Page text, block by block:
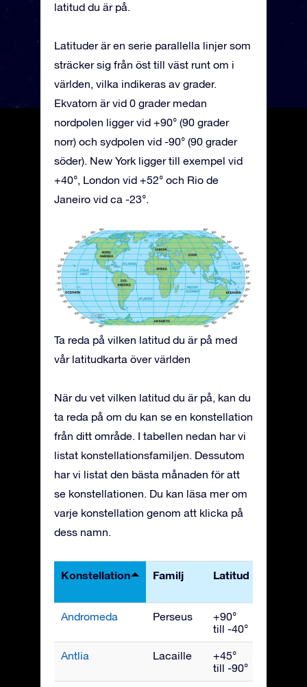
latitud du är på.
Latituder är en serie parallella linjer som
sträcker sig från öst till väst runt om i
världen, vilka indikeras av grader.
Ekvatorn är vid 0 grader medan
nordpolen ligger vid +90° (90 grader
norr) och sydpolen vid -90° (90 grader
söder). New York ligger till exempel vid
+40°, London vid +52° och Rio de
Janeiro vid ca -23°.
Ta reda på vilken latitud du är på med
vår latitudkarta över världen
När du vet vilken latitud du är på, kan du
ta reda på om du kan se en konstellation
från ditt område. I tabellen nedan har vi
listat konstellationsfamiljen. Dessutom
har vi listat den bästa månaden för att
se konstellationen. Du kan läsa mer om
varje konstellation genom att klicka på
dess namn.
Konstellation Familj Latitud
Andromeda Perseus
+90°
till -40°
Antlia Lacaille
+45°
till -90°